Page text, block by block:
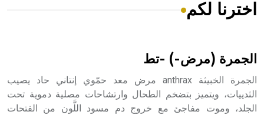
هل تعلم أن الأبسيد كلمة فرنسية اللفظ تم اعتمادها مصطلحاً
- هل تعلم أن أبجر Abgar اسم معروف جيداً يعود إلى عدد من
اخترنا لكم
الجمرة (مرض-) -تط
الجمرة الخبيثة anthrax مرض معد حمّوي إنتاني حاد يصيب
الثدييات، ويتميز بتضخم الطحال وارتشاحات مصلية دموية تحت
الجلد، وموت مفاجئ مع خروج دم مسود اللَّون من الفتحات